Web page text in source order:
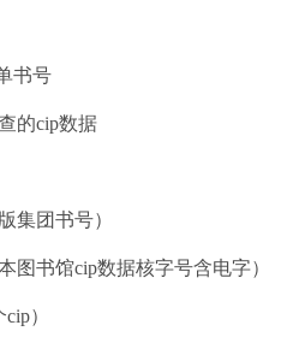
书号
的cip数据
集团书号）
图书馆cip数据核字号含电字）
）